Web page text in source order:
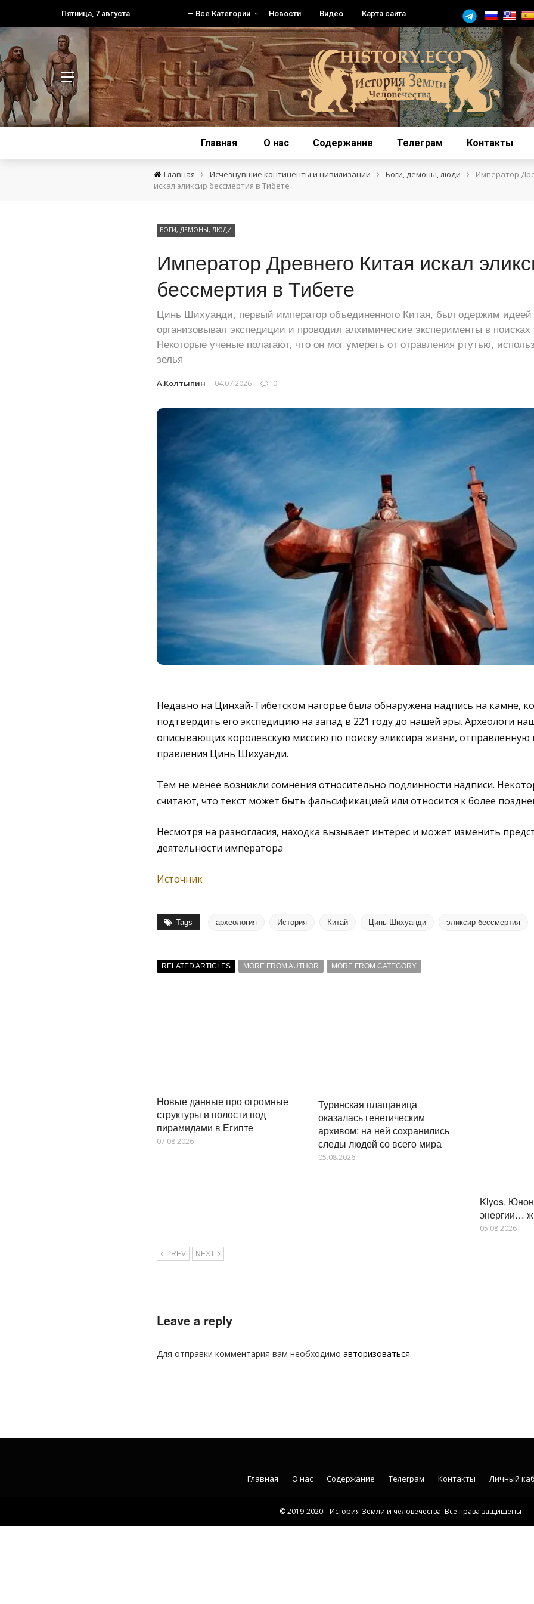
Пятница, 7 августа — Все Категории Новости Видео Карта сайта
Главная О нас Содержание Телеграм Контакты
Главная › Исчезнувшие континенты и цивилизации › Боги, демоны, люди ›
Император
искал эликсир бессмертия в Тибете
БОГИ, ДЕМОНЫ, ЛЮДИ
Император Древнего Китая искал
бессмертия в Тибете
Цинь Шихуанди, первый император объединенного Китая, был одержим
организовывал экспедиции и проводил алхимические эксперименты в поисках
Некоторые ученые полагают, что он мог умереть от отравления ртутью,
зелья
А.Колтыпин 04.07.2026 0
Недавно на Цинхай-Тибетском нагорье была обнаружена надпись на камне,
подтвердить его экспедицию на запад в 221 году до нашей эры. Археологи
описывающих королевскую миссию по поиску эликсира жизни, отправленную
правления Цинь Шихуанди.
Тем не менее возникли сомнения относительно подлинности надписи.
считают, что текст может быть фальсификацией или относится к более
Несмотря на разногласия, находка вызывает интерес и может изменить
деятельности императора
Источник
Tags археология История Китай Цинь Шихуанди эликсир бессмертия
RELATED ARTICLES MORE FROM AUTHOR MORE FROM CATEGORY
Новые данные про огромные
структуры и полости под
пирамидами в Египте
07.08.2026
Туринская плащаница
оказалась генетическим
архивом: на ней сохранились
следы людей со всего мира
05.08.2026
Klyos.
энергии…
05.08.2026
PREV NEXT
Leave a reply
Для отправки комментария вам необходимо авторизоваться.
© 2019-2020г. История Земли и человечества. Все права защищены
Главная О нас Содержание Телеграм Контакты Личный